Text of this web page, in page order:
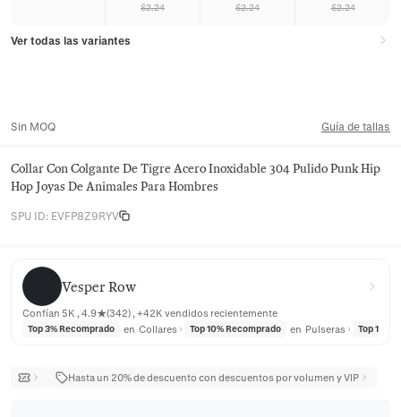
$2.24 $2.24 $2.24
Ver todas las variantes
Sin MOQ Guía de tallas
Collar Con Colgante De Tigre Acero Inoxidable 304 Pulido Punk Hip
Hop Joyas De Animales Para Hombres
SPU ID: EVFP8Z9RYV
Vesper Row
Vesper Row
Confían 5K , 4.9★(342) , +42K vendidos recientemente
Top 3% Recomprado en Collares Top 10% Recomprado en Pulseras Top 10%
Hasta un 20% de descuento con descuentos por volumen y VIP